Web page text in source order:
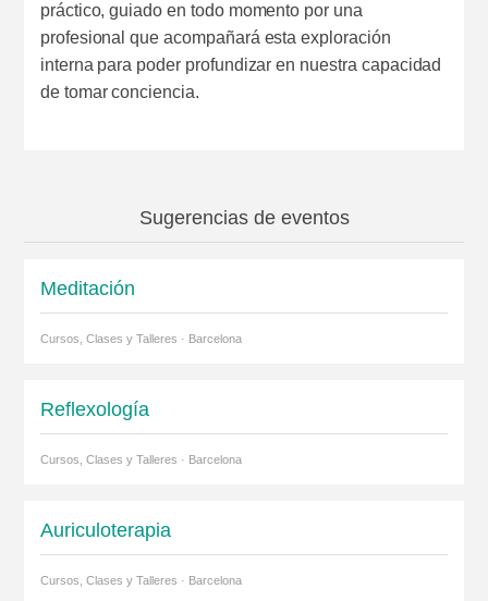
práctico, guiado en todo momento por una
profesional que acompañará esta exploración
interna para poder profundizar en nuestra capacidad
de tomar conciencia.
Sugerencias de eventos
Meditación
Cursos, Clases y Talleres · Barcelona
Reflexología
Cursos, Clases y Talleres · Barcelona
Auriculoterapia
Cursos, Clases y Talleres · Barcelona